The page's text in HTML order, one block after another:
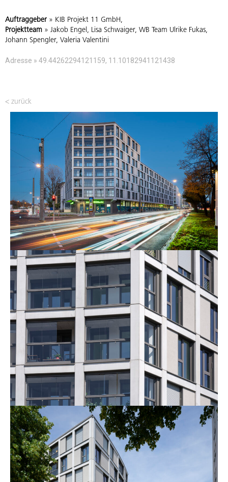
Auftraggeber » KIB Projekt 11 GmbH,
Projektteam » Jakob Engel, Lisa Schwaiger, WB Team Ulrike Fukas,
Johann Spengler, Valeria Valentini
Adresse » 49.44262294121159, 11.10182941121438
< zurück